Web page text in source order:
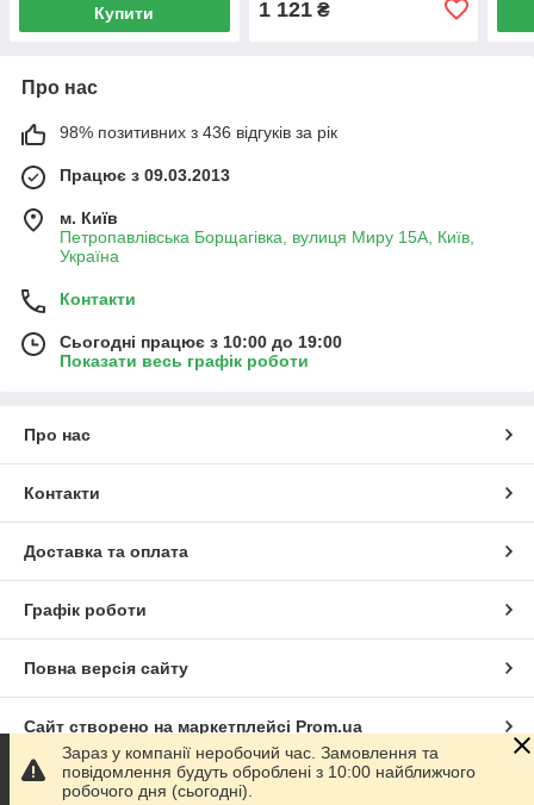
Купити 1 121₴
Про нас
98% позитивних з 436 відгуків за рік
Працює з 09.03.2013
м. Київ
Петропавлівська Борщагівка, вулиця Миру 15А, Київ,
Україна
Контакти
Сьогодні працює з 10:00 до 19:00
Показати весь графік роботи
Про нас
Контакти
Доставка та оплата
Графік роботи
Повна версія сайту
Сайт створено на маркетплейсі Prom.ua
Політика конфіденційності
Зараз у компанії неробочий час. Замовлення та
повідомлення будуть оброблені з 10:00 найближчого
робочого дня (сьогодні).